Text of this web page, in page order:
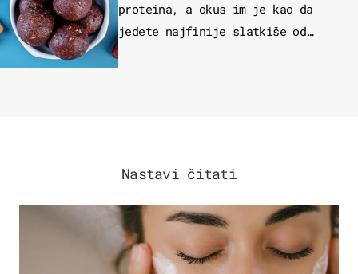
proteina, a okus im je kao da
jedete najfinije slatkiše od
Nastavi čitati
MODA & LJEPOTA